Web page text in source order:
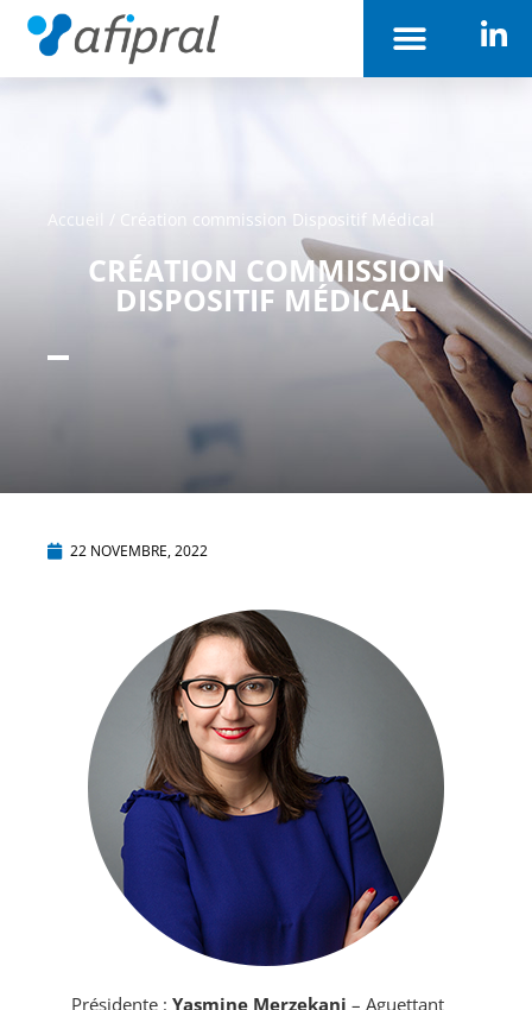
Accueil / Création commission Dispositif Médical
CRÉATION COMMISSION
DISPOSITIF MÉDICAL
22 NOVEMBRE, 2022
Présidente : Yasmine Merzekani – Aguettant